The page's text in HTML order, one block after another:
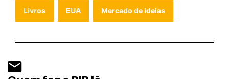
Livros EUA Mercado de ideias